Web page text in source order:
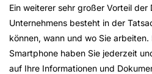
Ein weiterer sehr großer Vorteil der
Unternehmens besteht in der
können, wann und wo Sie
Smartphone haben Sie jederzeit
auf Ihre Informationen und